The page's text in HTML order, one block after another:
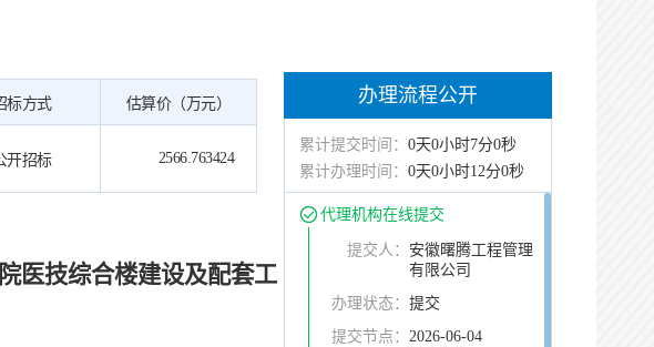
标方式 估算价（万元）
开招标 2566.763424
医技综合楼建设及配套工
办理流程公开
累计提交时间： 0天0小时7分0秒
累计办理时间： 0天0小时12分0秒
代理机构在线提交
提交人： 安徽曙腾工程管理
有限公司
办理状态： 提交
提交节点： 2026-06-04